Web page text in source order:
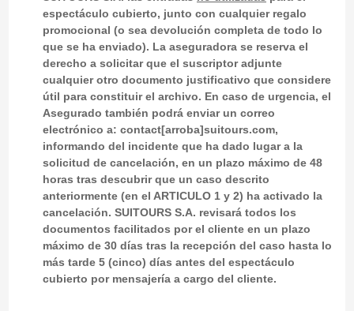
espectáculo cubierto, junto con cualquier regalo
promocional (o sea devolución completa de todo lo
que se ha enviado). La aseguradora se reserva el
derecho a solicitar que el suscriptor adjunte
cualquier otro documento justificativo que considere
útil para constituir el archivo. En caso de urgencia, el
Asegurado también podrá enviar un correo
electrónico a: contact[arroba]suitours.com,
informando del incidente que ha dado lugar a la
solicitud de cancelación, en un plazo máximo de 48
horas tras descubrir que un caso descrito
anteriormente (en el ARTICULO 1 y 2) ha activado la
cancelación. SUITOURS S.A. revisará todos los
documentos facilitados por el cliente en un plazo
máximo de 30 días tras la recepción del caso hasta lo
más tarde 5 (cinco) días antes del espectáculo
cubierto por mensajería a cargo del cliente.